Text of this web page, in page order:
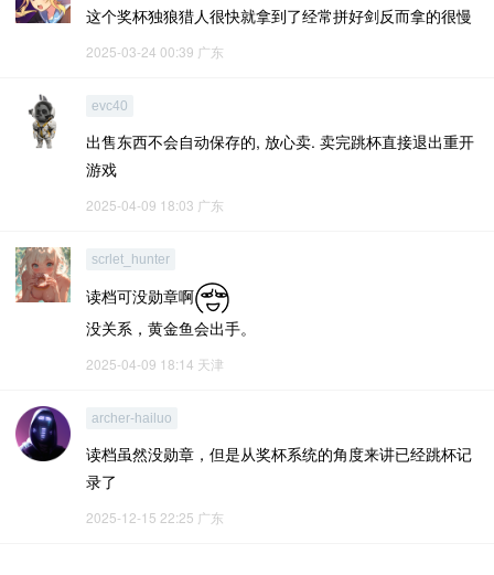
这个奖杯独狼猎人很快就拿到了经常拼好剑反而拿的很慢
2025-03-24 00:39 广东
evc40
出售东西不会自动保存的, 放心卖. 卖完跳杯直接退出重开
游戏
2025-04-09 18:03 广东
scrlet_hunter
读档可没勋章啊
没关系，黄金鱼会出手。
2025-04-09 18:14 天津
archer-hailuo
读档虽然没勋章，但是从奖杯系统的角度来讲已经跳杯记
录了
2025-12-15 22:25 广东